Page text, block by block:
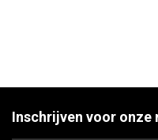
Inschrijven voor onze